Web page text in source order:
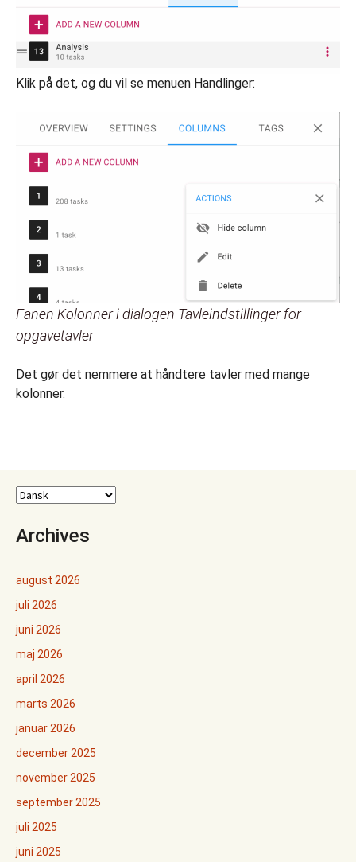
Klik på det, og du vil se menuen Handlinger:
Fanen Kolonner i dialogen Tavleindstillinger for
opgavetavler
Det gør det nemmere at håndtere tavler med mange
kolonner.
Archives
august 2026
juli 2026
juni 2026
maj 2026
april 2026
marts 2026
januar 2026
december 2025
november 2025
september 2025
juli 2025
juni 2025